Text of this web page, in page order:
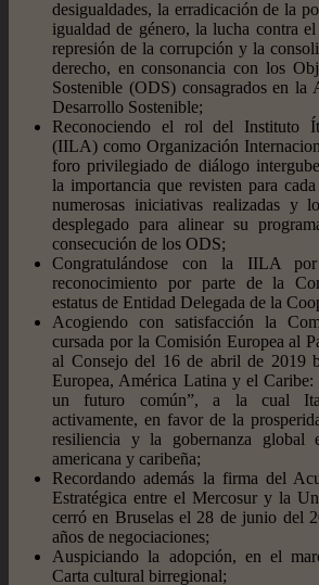
desigualdades, la erradicación de la
igualdad de género, la lucha contra
represión de la corrupción y la
derecho, en consonancia con los
Sostenible (ODS) consagrados en la
Desarrollo Sostenible;
Reconociendo el rol del Instituto
(IILA) como Organización
foro privilegiado de diálogo
la importancia que revisten para
numerosas iniciativas realizadas y
desplegado para alinear su
consecución de los ODS;
Congratulándose con la IILA
reconocimiento por parte de la
estatus de Entidad Delegada de la
Acogiendo con satisfacción la
cursada por la Comisión Europea al
al Consejo del 16 de abril de 2019
Europea, América Latina y el Caribe:
un futuro común”, a la cual
activamente, en favor de la
resiliencia y la gobernanza global
americana y caribeña;
Recordando además la firma del
Estratégica entre el Mercosur y la
cerró en Bruselas el 28 de junio del
años de negociaciones;
Auspiciando la adopción, en el
Carta cultural birregional;